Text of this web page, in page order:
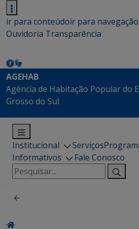
ir para conteúdoir para navegação
Ouvidoria Transparência
AGEHAB
Agência de Habitação Popular do
Grosso do Sul
Institucional Serviços
Informativos
Fale Conosco
Pesquisar
por: